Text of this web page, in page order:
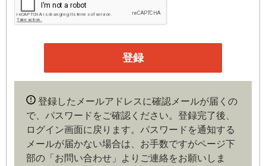
第３条（会員）
本サイトの会員は、機関投資家や金融機関の役職員、事業
企業や官公庁、研究機関などの役職員、もしくは専門家の
いずれかに該当していることを条件とし、登録の申し込み
を行うには、当社が入会を承諾した時点で、本会員規約の
の内容がある場合や本規約に違反するおそれがある場合に
は、当社は会員登録を拒否もしくは抹消することができま
す。
第４条（ユーザー名とパスワードの管理）
登録したメールアドレスに確認メールが届くの
で、パスワードをご確認ください。登録完了後、
ログイン画面に戻ります。パスワードを通知する
メールが届かない場合は、お手数ですがページ下
部の「お問い合わせ」よりご連絡をお願いしま